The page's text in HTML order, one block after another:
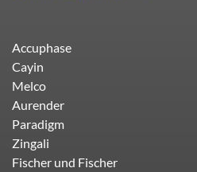
Accuphase
Cayin
Melco
Aurender
Paradigm
Zingali
Fischer und Fischer